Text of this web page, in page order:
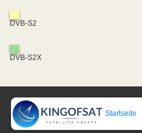
DVB-S2
DVB-S2X
Startseite